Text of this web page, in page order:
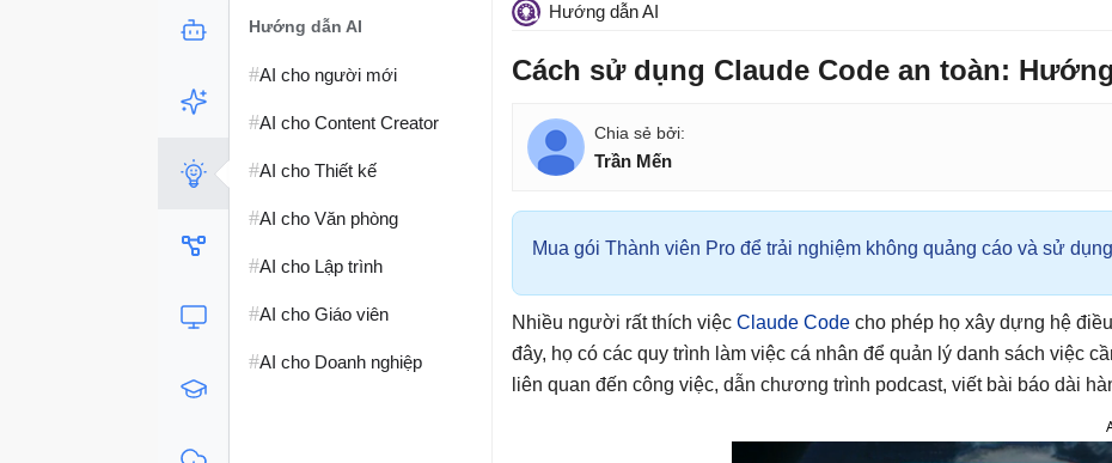
Hướng dẫn AI
Cách sử dụng Claude Code an toàn:
Trần Mến
Mua gói Thành viên Pro để trải nghiệm không quảng cáo và sử
Nhiều người rất thích việc Claude Code cho phép họ xây dựng hệ
đây, họ có các quy trình làm việc cá nhân để quản lý danh sách việc
liên quan đến công việc, dẫn chương trình podcast, viết bài báo dài
Hướng dẫn AI
#AI cho người mới
#AI cho Content Creator
#AI cho Thiết kế
#AI cho Văn phòng
#AI cho Lập trình
#AI cho Giáo viên
#AI cho Doanh nghiệp